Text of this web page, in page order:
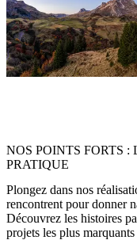
NOS POINTS FORTS
PRATIQUE
Plongez dans nos
rencontrent pour donner
Découvrez les histoires
projets les plus